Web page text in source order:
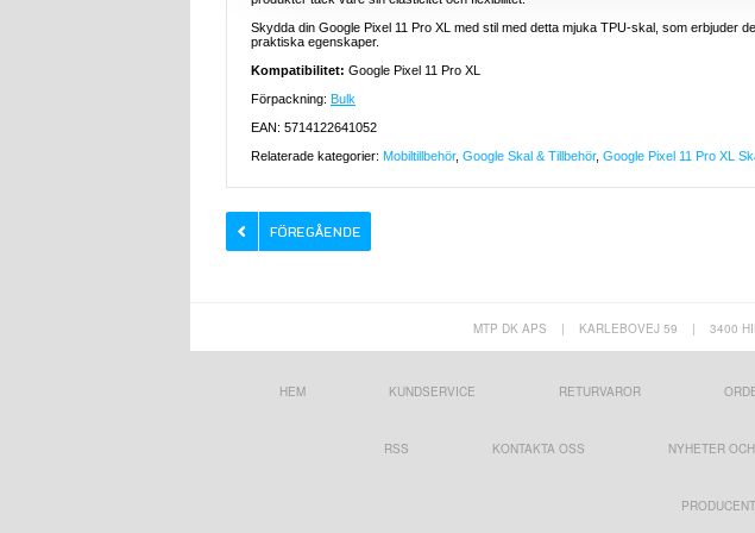
Skydda din Google Pixel 11 Pro XL med stil med detta mjuka TPU-skal, som erbjuder
praktiska egenskaper.
Kompatibilitet: Google Pixel 11 Pro XL
Förpackning: Bulk
EAN: 5714122641052
Relaterade kategorier: Mobiltillbehör, Google Skal & Tillbehör, Google Pixel 11 Pro XL
MTP DK APS | KARLEBOVEJ 59 | 3400
HEM KUNDSERVICE RETURVAROR
RSS KONTAKTA OSS NYHETER